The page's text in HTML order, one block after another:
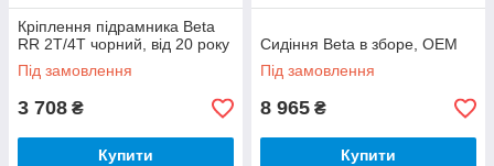
Кріплення підрамника Beta
RR 2T/4T чорний, від 20 року
Під замовлення
3 708 ₴
Купити
Сидіння Beta в зборе, OEM
Під замовлення
8 965 ₴
Купити